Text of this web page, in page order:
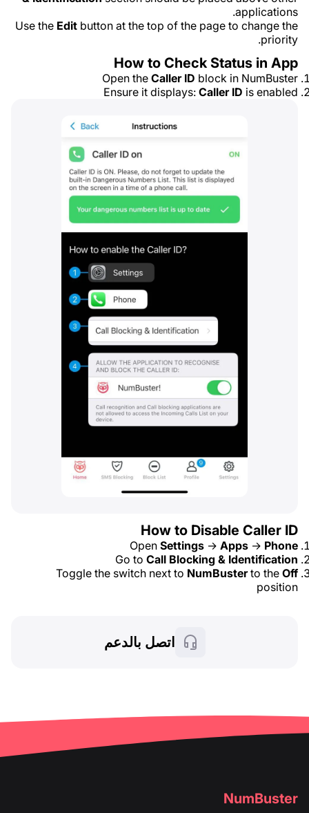
applications.
Use the Edit button at the top of the page to change the
priority.
How to Check Status in App
Open the Caller ID block in NumBuster
Ensure it displays: Caller ID is enabled
How to Disable Caller ID
Open Settings → Apps → Phone
Go to Call Blocking & Identification
Toggle the switch next to NumBusterto the Off
position
اتصل بالدعم
NumBuster